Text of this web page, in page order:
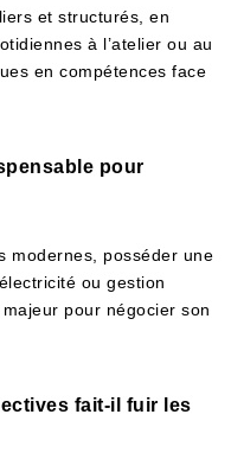
et structurés, en
à l’atelier ou au
en compétences face
pour
modernes, posséder une
ou gestion
pour négocier son
fait-il fuir les